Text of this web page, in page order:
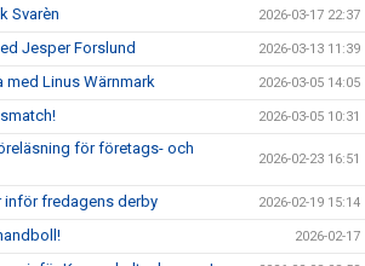
Svarèn 2026-03-17 22:37
Jesper Forslund 2026-03-13 11:39
med Linus Wärnmark 2026-03-05 14:05
2026-03-05 10:31
för företags- och
2026-02-23 16:51
inför fredagens derby 2026-02-19 15:14
2026-02-17